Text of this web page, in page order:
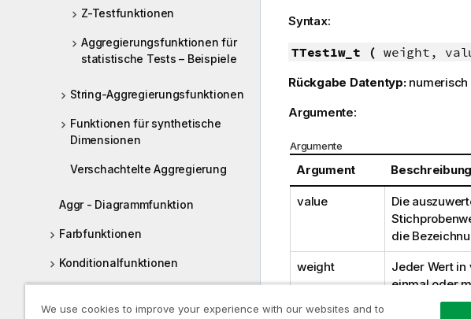
Z-Testfunktionen
Aggregierungsfunktionen für
statistische Tests – Beispiele
String-Aggregierungsfunktionen
Funktionen für synthetische
Dimensionen
Verschachtelte Aggregierung
Aggr - Diagrammfunktion
Farbfunktionen
Konditionalfunktionen
Syntax:
TTest1w_t ( weight,
Rückgabe Datentyp: numerisch
Argumente:
Argumente
Argument Beschreibung
value
Die
die
weight Jeder Wert in
einmal oder
We use cookies to improve your experience with our websites and to